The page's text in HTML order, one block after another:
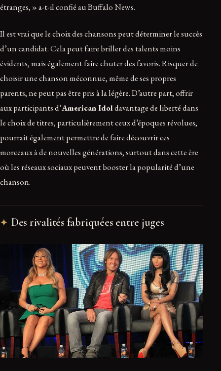
étranges, » a-t-il confié au Buffalo News.
Il est vrai que le choix des chansons peut déterminer le succès
d’un candidat. Cela peut faire briller des talents moins
évidents, mais également faire chuter des favoris. Risquer de
choisir une chanson méconnue, même de ses propres
parents, ne peut pas être pris à la légère. D’autre part, offrir
aux participants d’American Idoldavantage de liberté dans
le choix de titres, particulièrement ceux d’époques révolues,
pourrait également permettre de faire découvrir ces
morceaux à de nouvelles générations, surtout dans cette ère
où les réseaux sociaux peuvent booster la popularité d’une
chanson.
Des rivalités fabriquées entre juges